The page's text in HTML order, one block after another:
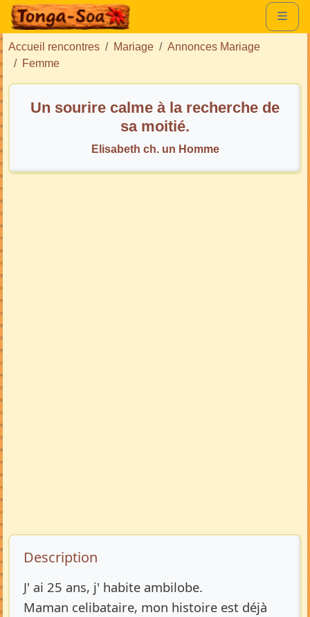
Accueil rencontres Mariage
Annonces Mariage
Femme
Un sourire calme à la recherche de
sa moitié.
Elisabeth ch. un Homme
Description de l’annonce
Description
J' ai 25 ans, j' habite ambilobe.
Maman celibataire, mon histoire est déjà